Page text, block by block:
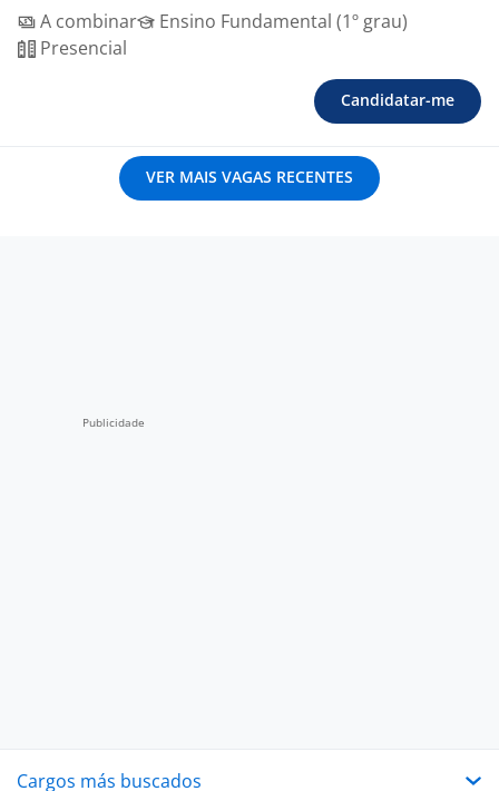
A combinar
Ensino Fundamental (1º grau)
Presencial
Candidatar-me
VER MAIS VAGAS RECENTES
Cargos más buscados